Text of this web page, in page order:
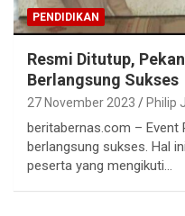
PENDIDIKAN
Resmi Ditutup,
Berlangsung Sukses
27 November 2023 Philip
beritabernas.com – Event
berlangsung sukses. Hal
peserta yang mengikuti…